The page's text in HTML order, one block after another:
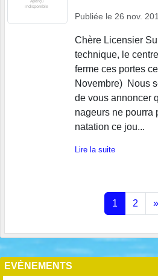
Publiée le 26 nov.
Chère Licensier
technique, le
ferme ces portes
Novembre) Nous
de vous annoncer
nageurs ne pourra
natation ce jou...
Lire la suite
1 2 »
EVÈNEMENTS